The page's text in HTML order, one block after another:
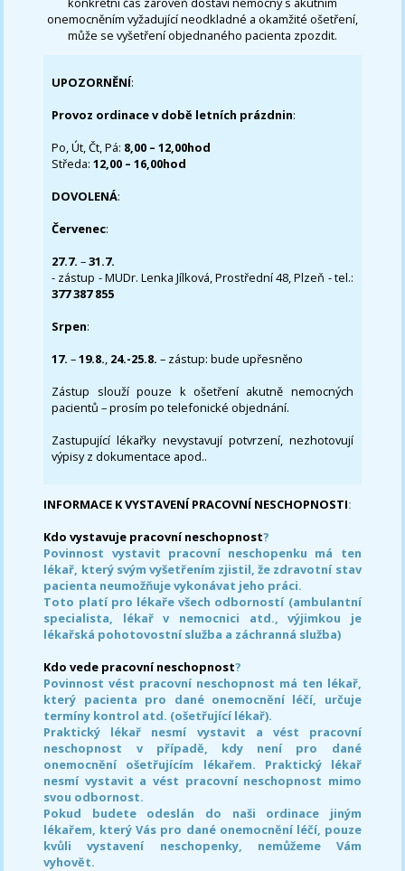
onemocněním vyžadující neodkladné a okamžité ošetření,
může se vyšetření objednaného pacienta zpozdit.
UPOZORNĚNÍ:
Provoz ordinace v době letních prázdnin:
Po, Út, Čt, Pá: 8,00 – 12,00hod
Středa:12,00 – 16,00hod
DOVOLENÁ:
Červenec:
27.7.–31.7.
- zástup - MUDr. Lenka Jílková, Prostřední 48, Plzeň - tel.:
377 387 855
Srpen:
17. –19.8., 24.-25.8. – zástup: bude upřesněno
Zástup slouží pouze k ošetření akutně nemocných
pacientů – prosím po telefonické objednání.
Zastupující lékařky nevystavují potvrzení, nezhotovují
výpisy z dokumentace apod..
INFORMACE K VYSTAVENÍ PRACOVNÍ NESCHOPNOSTI:
Kdo vystavuje pracovní neschopnost?
Povinnost vystavit pracovní neschopenku má ten
lékař, který svým vyšetřením zjistil, že zdravotní stav
pacienta neumožňuje vykonávat jeho práci.
Toto platí pro lékaře všech odborností (ambulantní
specialista, lékař v nemocnici atd., výjimkou je
lékařská pohotovostní služba a záchranná služba)
Kdo vede pracovní neschopnost?
Povinnost vést pracovní neschopnost má ten lékař,
který pacienta pro dané onemocnění léčí, určuje
termíny kontrol atd. (ošetřující lékař).
Praktický lékař nesmí vystavit a vést pracovní
neschopnost v případě, kdy není pro dané
onemocnění ošetřujícím lékařem. Praktický lékař
nesmí vystavit a vést pracovní neschopnost mimo
svou odbornost.
Pokud budete odeslán do naši ordinace jiným
lékařem, který Vás pro dané onemocnění léčí, pouze
kvůli vystavení neschopenky, nemůžeme Vám
vyhovět.